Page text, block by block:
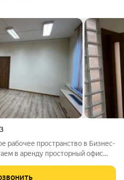
рабочее пространство в Бизнес-
в аренду просторный офис
6 кабинетов, холл,